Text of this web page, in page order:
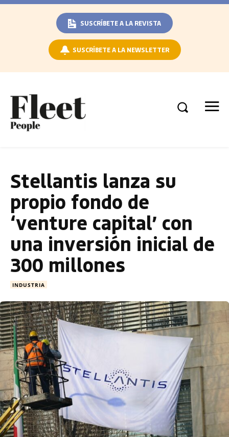
SUSCRÍBETE A LA REVISTA
SUSCRÍBETE A LA NEWSLETTER
Stellantis lanza su
propio fondo de
‘venture capital’ con
una inversión inicial de
300 millones
INDUSTRIA